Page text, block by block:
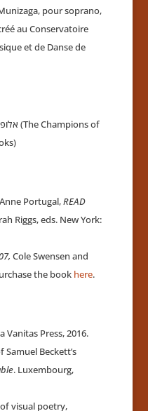
pour soprano,
au Conservatoire
et de Danse de
Portugal,READ
Riggs, eds. New York:
Cole Swensen and
the bookhere.
Vanitas Press, 2016.
Beckett’s
. Luxembourg,
visual poetry,